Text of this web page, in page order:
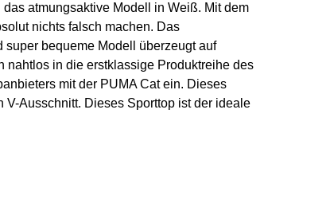
atmungsaktive Modell in Weiß. Mit dem
nichts falsch machen. Das
bequeme Modell überzeugt auf
nahtlos in die erstklassige Produktreihe des
mit der PUMA Cat ein. Dieses
Ausschnitt. Dieses Sporttop ist der ideale